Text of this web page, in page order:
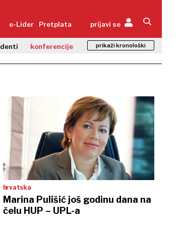
e-Lider Pretplata prijavi se
konferencije prikaži kronološki
hrvatska
Marina Pulišić još godinu dana na
čelu HUP – UPL-a